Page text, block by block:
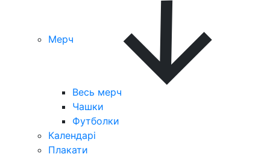
Мерч
Весь мерч
Чашки
Футболки
Календарі
Плакати